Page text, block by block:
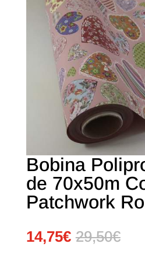
Bobina
de 70x50m
Patchwork
14,75€ 29,50€